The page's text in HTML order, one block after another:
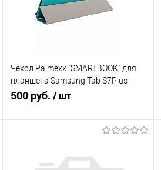
Чехол Palmexx "SMARTBOOK" для
планшета Samsung Tab S7Plus
T975 12.4 / бирюзовый
500 руб. / шт